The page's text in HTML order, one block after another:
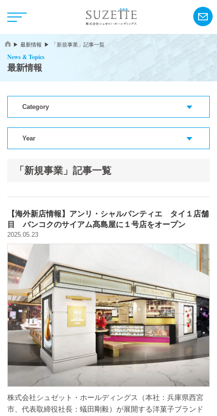
NEWS
アンリ・シャルパンティエ
バックハウスイリエ
プライバシーポリシー
アクセスマップ
English
サイトマップ
最新情報 「新規事業」記事一覧
News & Topics
最新情報
Category
Year
「新規事業」記事一覧
【海外新店情報】アンリ・シャルパンティエ タイ１店舗
目 バンコクのサイアム髙島屋に１号店をオープン
2025.05.23
株式会社シュゼット・ホールディングス（本社：兵庫県西宮
市、代表取締役社長：蟻田剛毅）が展開する洋菓子ブランド